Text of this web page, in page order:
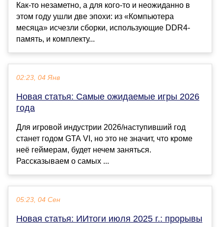
Как-то незаметно, а для кого-то и неожиданно в
этом году ушли две эпохи: из «Компьютера
месяца» исчезли сборки, использующие DDR4-
память, и комплекту...
02:23, 04 Янв
Новая статья: Самые ожидаемые игры 2026
года
Для игровой индустрии 2026/наступивший год
станет годом GTA VI, но это не значит, что кроме
неё геймерам, будет нечем заняться.
Рассказываем о самых ...
05:23, 04 Сен
Новая статья: ИИтоги июля 2025 г.: прорывы